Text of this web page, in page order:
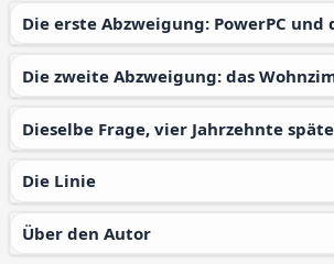
Die erste Abzweigung: PowerPC und
Die zweite Abzweigung: das
Dieselbe Frage, vier Jahrzehnte
Die Linie
Über den Autor